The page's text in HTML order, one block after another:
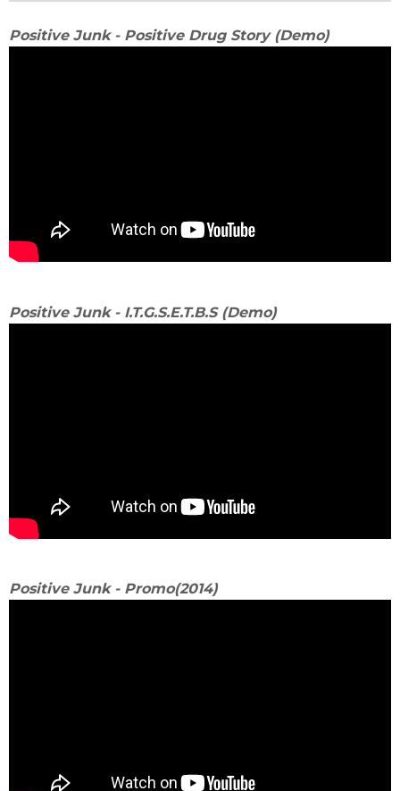
Positive Junk - Positive Drug Story (Demo)
Positive Junk - I.T.G.S.E.T.B.S (Demo)
Positive Junk - Promo(2014)